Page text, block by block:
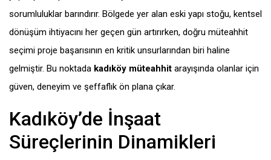
sorumluluklar barındırır. Bölgede yer alan eski yapı stoğu, kentsel
dönüşüm ihtiyacını her geçen gün artırırken, doğru müteahhit
seçimi proje başarısının en kritik unsurlarından biri haline
gelmiştir. Bu noktada kadıköy müteahhit arayışında olanlar için
güven, deneyim ve şeffaflık ön plana çıkar.
Kadıköy’de İnşaat
Süreçlerinin Dinamikleri